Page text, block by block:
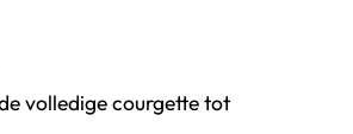
volledige courgette tot